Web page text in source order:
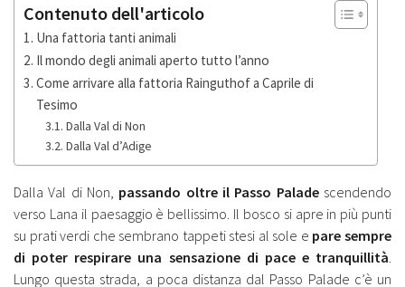
Contenuto dell'articolo
Una fattoria tanti animali
Il mondo degli animali aperto tutto l’anno
Come arrivare alla fattoria Rainguthof a Caprile di
Tesimo
Dalla Val di Non
Dalla Val d’Adige
Dalla Val di Non, passando oltre il Passo Paladescendendo
verso Lana il paesaggio è bellissimo. Il bosco si apre in più punti
su prati verdi che sembrano tappeti stesi al sole e pare sempre
di poter respirare una sensazione di pace e tranquillità
Lungo questa strada, a poca distanza dal Passo Palade c’è un